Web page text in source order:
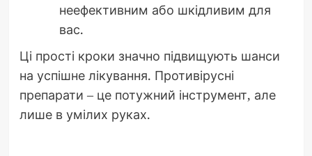
неефективним або шкідливим для
вас.
Ці прості кроки значно підвищують шанси
на успішне лікування. Противірусні
препарати – це потужний інструмент, але
лише в умілих руках.